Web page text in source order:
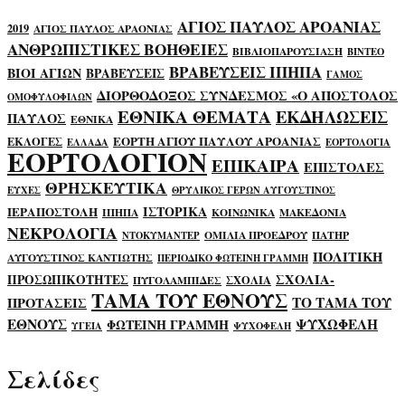
2019 ΑΓΙΟΣ ΠΑΥΛΟΣ ΑΡΑΟΝΙΑΣ ΑΓΙΟΣ ΠΑΥΛΟΣ ΑΡΟΑΝΙΑΣ
ΑΝΘΡΩΠΙΣΤΙΚΕΣ ΒΟΗΘΕΙΕΣ ΒΙΒΛΙΟΠΑΡΟΥΣΙΑΣΗ ΒΙΝΤΕΟ
ΒΙΟΙ ΑΓΙΩΝ ΒΡΑΒΕΥΣΕΙΣ ΒΡΑΒΕΥΣΕΙΣ ΙΠΗΠΑ ΓΑΜΟΣ
ΟΜΟΦΥΛΟΦΙΛΩΝ ΔΙΟΡΘΟΔΟΞΟΣ ΣΥΝΔΕΣΜΟΣ «Ο ΑΠΟΣΤΟΛΟΣ
ΠΑΥΛΟΣ ΕΘΝΙΚΑ ΕΘΝΙΚΑ ΘΕΜΑΤΑΕΚΔΗΛΩΣΕΙΣ
ΕΚΛΟΓΕΣ ΕΛΛΑΔΑ ΕΟΡΤΗ ΑΓΙΟΥ ΠΑΥΛΟΥ ΑΡΟΑΝΙΑΣ ΕΟΡΤΟΛΟΓΙΑ
ΕΟΡΤΟΛΟΓΙΟΝΕΠΙΚΑΙΡΑ ΕΠΙΣΤΟΛΕΣ
ΕΥΧΕΣ ΘΡΗΣΚΕΥΤΙΚΑ ΘΡΥΛΙΚΟΣ ΓΕΡΩΝ ΑΥΓΟΥΣΤΙΝΟΣ
ΙΕΡΑΠΟΣΤΟΛΗ ΙΠΗΠΑ ΙΣΤΟΡΙΚΑ ΚΟΙΝΩΝΙΚΑ ΜΑΚΕΔΟΝΙΑ
ΝΕΚΡΟΛΟΓΙΑ ΝΤΟΚΥΜΑΝΤΕΡ ΟΜΙΛΙΑ ΠΡΟΕΔΡΟΥ ΠΑΤΗΡ
ΑΥΓΟΥΣΤΙΝΟΣ ΚΑΝΤΙΩΤΗΣ ΠΕΡΙΟΔΙΚΟ ΦΩΤΕΙΝΗ ΓΡΑΜΜΗ ΠΟΛΙΤΙΚΗ
ΠΡΟΣΩΠΙΚΟΤΗΤΕΣ ΠΥΓΟΛΑΜΠΙΔΕΣ ΣΧΟΛΙΑ ΣΧΟΛΙΑ-
ΠΡΟΤΑΣΕΙΣ ΤΑΜΑ ΤΟΥ ΕΘΝΟΥΣ ΤΟ ΤΑΜΑ ΤΟΥ
ΕΘΝΟΥΣ ΥΓΕΙΑ ΦΩΤΕΙΝΗ ΓΡΑΜΜΗ ΨΥΧΟΦΕΛΗ ΨΥΧΩΦΕΛΗ
Σελίδες